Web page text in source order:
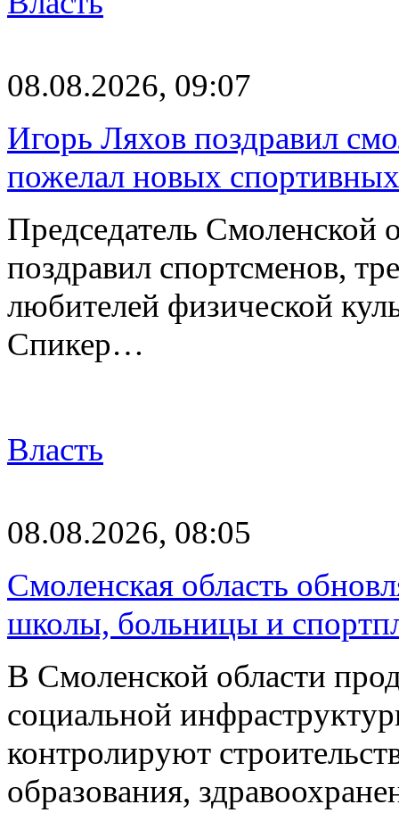
08.08.2026, 09:07
Игорь Ляхов поздравил
пожелал новых
Председатель
поздравил спортсменов,
любителей физической
Спикер…
Власть
08.08.2026, 08:05
Смоленская область
школы, больницы и
В Смоленской области
социальной
контролируют
образования,